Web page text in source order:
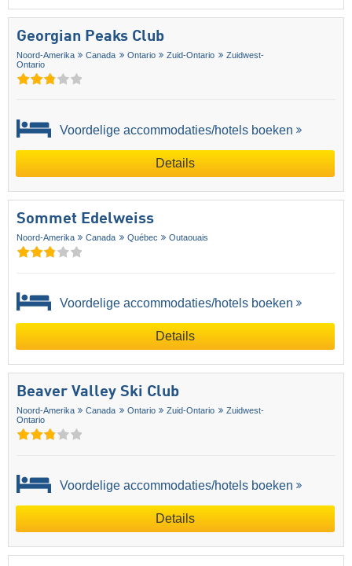
Georgian Peaks Club
Noord-Amerika Canada Ontario Zuid-Ontario
Zuidwest-
Ontario
Voordelige accommodaties/hotels boeken
Details
Sommet Edelweiss
Noord-Amerika Canada Québec Outaouais
Voordelige accommodaties/hotels boeken
Details
Beaver Valley Ski Club
Noord-Amerika Canada Ontario Zuid-Ontario
Zuidwest-
Ontario
Voordelige accommodaties/hotels boeken
Details